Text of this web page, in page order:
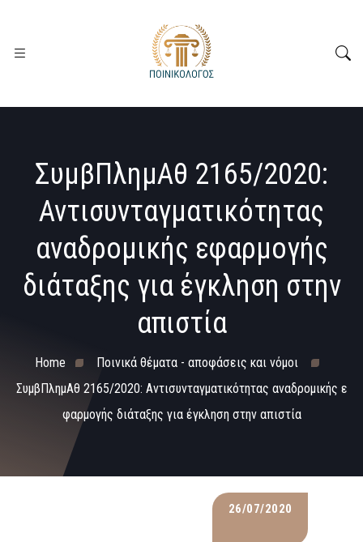
ΣυμβΠλημΑθ 2165/2020:
Αντισυνταγματικότητας
αναδρομικής εφαρμογής
διάταξης για έγκληση στην
απιστία
Home
Ποινικά θέματα - αποφάσεις και νόμοι
ΣυμβΠλημΑθ 2165/2020: Αντισυνταγματικότητας αναδρομικής ε
φαρμογής διάταξης για έγκληση στην απιστία
26/07/2020